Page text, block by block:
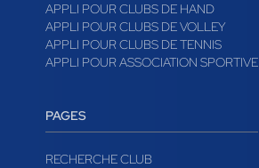
APPLI POUR CLUBS DE HAND
APPLI POUR CLUBS DE VOLLEY
APPLI POUR CLUBS DE TENNIS
APPLI POUR ASSOCIATION SPORTIVE
PAGES
RECHERCHE CLUB